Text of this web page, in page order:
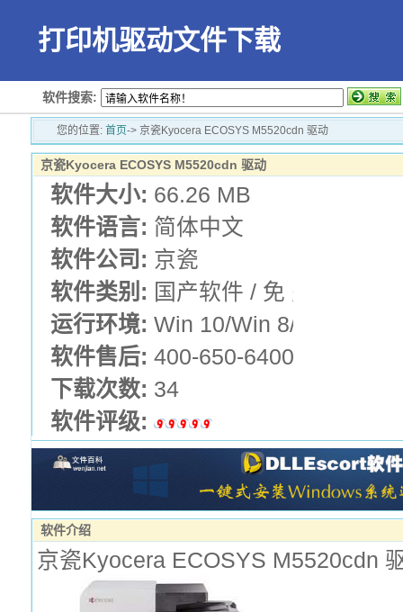
打印机驱动文件下载
软件搜索:
您的位置:首页-> 京瓷Kyocera ECOSYS M5520cdn 驱动
京瓷Kyocera ECOSYS M5520cdn 驱动
软件大小: 66.26 MB
软件语言: 简体中文
软件公司: 京瓷
软件类别: 国产软件 / 免 费 版 / 京
运行环境: Win 10/Win 8/Win 7
软件售后: 400-650-6400
下载次数: 34
软件评级:
软件介绍
京瓷Kyocera ECOSYS M5520cdn